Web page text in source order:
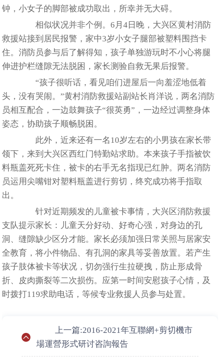
钟，小女子的脚部被成功取出，所幸并无大碍。
相似状况并非个例。6月4日晚，大兴区黄村消防
救援站接到居民报警，家中3岁小女子腿部被塑料围挡卡
住。消防员参与后了解得知，孩子单独游玩时不小心将腿
伸进护栏缝隙无法脱困，家长测验自救无果后报警。
“孩子很听话，看见咱们进屋后一向羞涩地低着
头，没有哭闹。”黄村消防救援站副站长肖洋说，两名消防
员相互配合，一边鼓舞孩子“很英勇”，一边经过调整身体
姿态，协助孩子顺畅脱困。
此外，近来还有一名10岁左右的小男孩在家长带
领下，来到大兴区西红门特勤站求助。本来孩子手指被饮
料瓶盖死死卡住，被卡的右手无名指现已红肿。两名消防
员运用尖嘴钳对塑料瓶盖进行剪切，终究成功将手指取
出。
针对近期频发的儿童被卡事情，大兴区消防救援
支队提示家长：儿童天分好动、好奇心强，对身边的孔
洞、缝隙缺少区分才能。家长必须加强日常关照与居家安
全教育，将小件物品、有孔洞的家具等妥善放置。若产生
孩子肢体被卡等状况，切勿强行生拉硬拽，防止形成骨
折、皮肉撕裂等二次损伤。应第一时间安慰孩子心情，及
时拨打119求助电话，等候专业救援人员参与处置。
上一篇:2016-2021年互聯網+剪切機市
場運營形式研讨咨詢報告